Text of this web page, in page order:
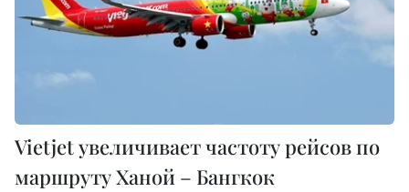
Vietjet увеличивает частоту рейсов по
маршруту Ханой – Бангкок